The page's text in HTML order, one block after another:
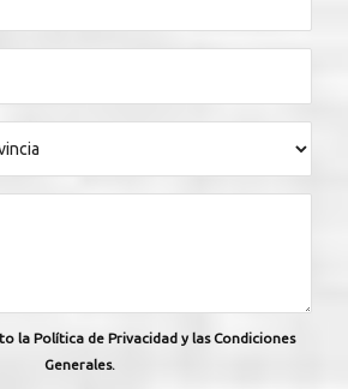
la Política de Privacidad y las Condiciones
Generales.